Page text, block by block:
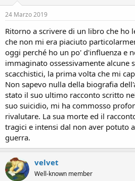
24 Marzo 2019
Ritorno a scrivere di un libro che ho
che non mi era piaciuto
oggi perché ho un po' d'influenza e
immaginato ossessivamente alcune
scacchistici, la prima volta che mi
Non sapevo nulla della biografia
stato il suo ultimo racconto scritto
suo suicidio, mi ha commosso
rivalutare. La sua morte ed il
tragici e intensi dal non aver potuto
guerra.
velvet
Well-known member